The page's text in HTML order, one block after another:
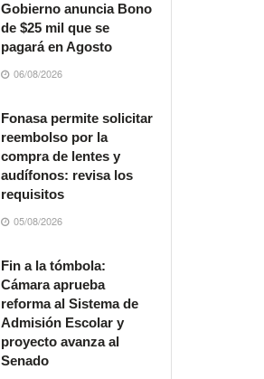
Gobierno anuncia Bono
de $25 mil que se
pagará en Agosto
06/08/2026
Fonasa permite solicitar
reembolso por la
compra de lentes y
audífonos: revisa los
requisitos
05/08/2026
Fin a la tómbola:
Cámara aprueba
reforma al Sistema de
Admisión Escolar y
proyecto avanza al
Senado